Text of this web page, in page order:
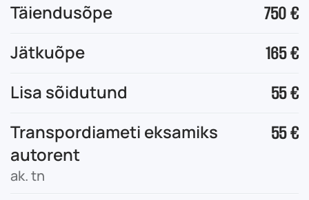
Täiendusõpe 750 €
Jätkuõpe 165 €
Lisa sõidutund 55 €
Transpordiameti eksamiks
autorent
ak. tn
55 €